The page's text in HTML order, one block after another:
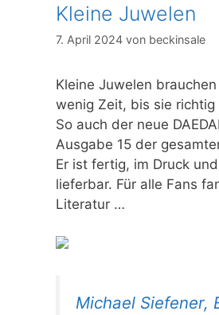
Kleine Juwelen
7. April 2024 von beckinsale
Kleine Juwelen
wenig Zeit, bis sie
So auch der neue
Ausgabe 15 der
Er ist fertig, im Druck
lieferbar. Für alle Fans
Literatur …
Michael Siefener,